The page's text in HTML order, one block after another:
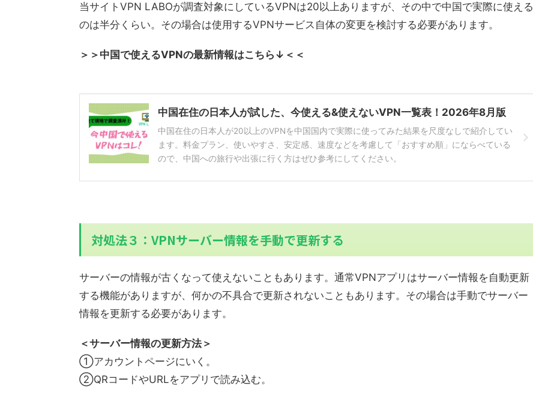
当サイトVPN LABOが調査対象にしているVPNは20以上ありますが、その中で中国で実際に使える
のは半分くらい。その場合は使用するVPNサービス自体の変更を検討する必要があります。
＞＞中国で使えるVPNの最新情報はこちら↓＜＜
中国在住の日本人が試した、今使える&使えないVPN一覧表！2026年8月版
中国在住の日本人が20以上のVPNを中国国内で実際に使ってみた結果を尺度なしで紹介してい
ます。料金プラン、使いやすさ、安定感、速度などを考慮して「おすすめ順」にならべている
ので、中国への旅行や出張に行く方はぜひ参考にしてください。
対処法３：VPNサーバー情報を手動で更新する
サーバーの情報が古くなって使えないこともあります。通常VPNアプリはサーバー情報を自動更新
する機能がありますが、何かの不具合で更新されないこともあります。その場合は手動でサーバー
情報を更新する必要があります。
＜サーバー情報の更新方法＞
①アカウントページにいく。
②QRコードやURLをアプリで読み込む。